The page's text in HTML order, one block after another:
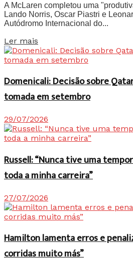
A McLaren completou uma
Lando Norris, Oscar Piastri e
Autódromo Internacional do...
Ler mais
Domenicali: Decisão sobre
tomada em setembro
29/07/2026
Russell: “Nunca tive uma
toda a minha carreira”
27/07/2026
Hamilton lamenta erros e
corridas muito más”